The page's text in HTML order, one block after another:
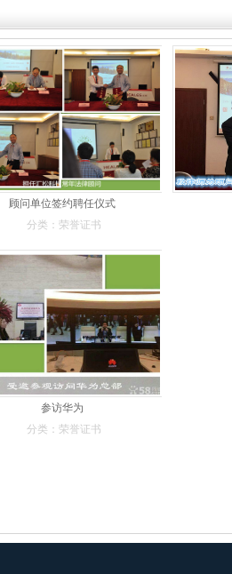
顾问单位签约聘任仪式
分类：荣誉证书
参访华为
分类：荣誉证书